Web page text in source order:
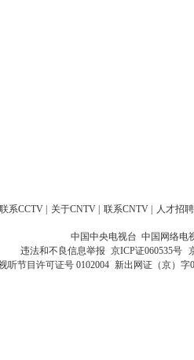
联系CCTV 关于CNTV 联系CNTV 人才招聘
中国中央电视台 中国网络电
违法和不良信息举报 京ICP证060535号
听节目许可证号 0102004 新出网证（京）